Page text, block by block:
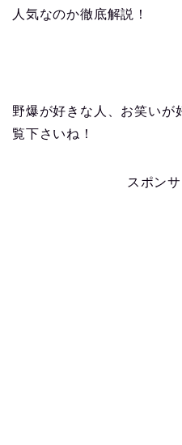
人気なのか徹底解説！
野爆が好きな人、お笑いが
覧下さいね！
スポン